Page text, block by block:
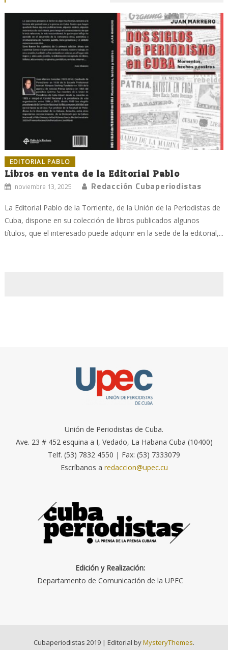
EDITORIAL PABLO
Libros en venta de la Editorial Pablo
noviembre 13, 2025 Redacción Cubaperiodistas
La Editorial Pablo de la Torriente, de la Unión de la Periodistas de
Cuba, dispone en su colección de libros publicados algunos
títulos, que el interesado puede adquirir en la sede de la editorial,...
Unión de Periodistas de Cuba.
Ave. 23 # 452 esquina a I, Vedado, La Habana Cuba (10400)
Telf. (53) 7832 4550 | Fax: (53) 7333079
Escríbanos a redaccion@upec.cu
Edición y Realización:
Departamento de Comunicación de la UPEC
Cubaperiodistas 2019 | Editorial byMysteryThemes.